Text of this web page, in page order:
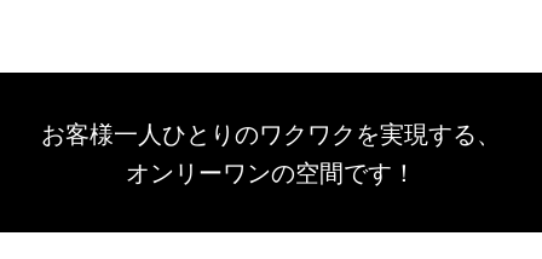
お客様一人ひとりのワクワクを実現する、
オンリーワンの空間です！